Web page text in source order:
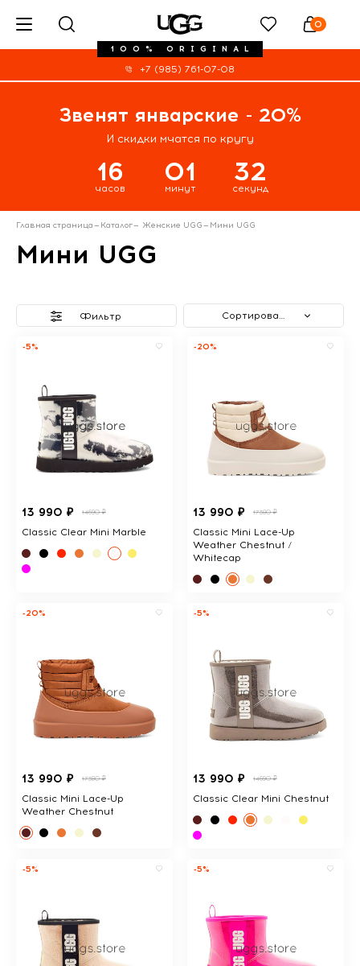
100% ORIGINAL
0
+7 (985) 761-07-08
Звенят январские - 20%
И скидки мчатся по кругу
16
часов
01
минут
31
секунд
Главная страница— Каталог— Женские UGG— Мини UGG
Мини UGG
Фильтр Сортировать
-5%
13 990 ₽ 14690 ₽
Classic Clear Mini Marble
-20%
13 990 ₽ 17380 ₽
Classic Mini Lace-Up
Weather Chestnut /
Whitecap
-20%
13 990 ₽ 17380 ₽
Classic Mini Lace-Up
Weather Chestnut
-5%
13 990 ₽ 14690 ₽
Classic Clear Mini Chestnut
-5% -5%